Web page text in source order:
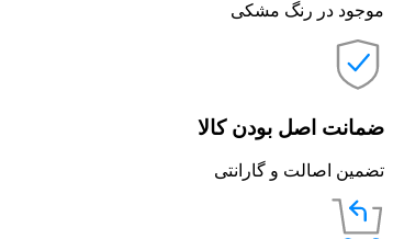
موجود در رنگ مشکی
ضمانت اصل بودن کالا
تضمین اصالت و گارانتی